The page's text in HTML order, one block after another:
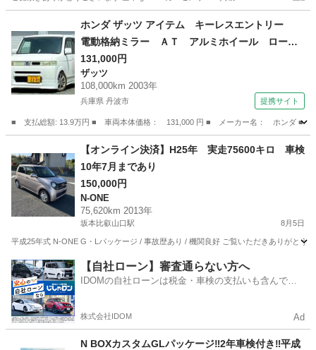
甲賀駅
ホンダ ザッツ アイテム キーレスエントリー
電動格納ミラー ＡＴ アルミホイール ローダ
ウン ハーフフルエアロ エアコン パワステ
エアバッグ 黒革調シートカバー （検9.1）
131,000円
ザッツ
108,000km 2003年
兵庫県 丹波市 提携サイト
■ 支払総額: 13.9万円 ■ 車両本体価格： 131,000 円 ■ メーカー名： ホンダ
ザッツ
【オンライン決済】H25年 実走75600キロ 車検
10年7月まであり
150,000円
N-ONE
75,620km 2013年
坂本比叡山口駅 8月5日
平成25年式 N-ONE G・Lパッケージ / 事故歴あり / 機関良好 ご覧いただきありがとう
滋賀 大津市 坂本比叡山口駅 N-ONE
【自社ローン】審査通らない方へ
IDOMの自社ローンは税金・車検の支払いも含んでい
株式会社IDOM Ad
N BOXカスタムGLパッケージ‼️2年車検付き‼️平成